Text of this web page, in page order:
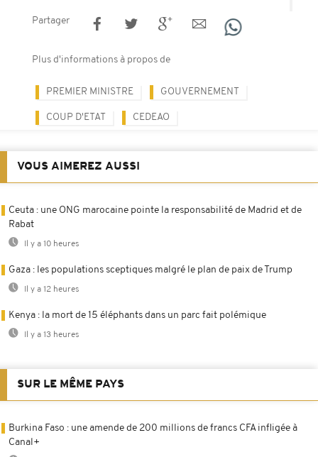
Partager
Plus d'informations à propos de
PREMIER MINISTRE GOUVERNEMENT
COUP D'ETAT CEDEAO
VOUS AIMEREZ AUSSI
Ceuta : une ONG marocaine pointe la responsabilité de Madrid et de
Rabat
Il y a 10 heures
Gaza : les populations sceptiques malgré le plan de paix de Trump
Il y a 12 heures
Kenya : la mort de 15 éléphants dans un parc fait polémique
Il y a 13 heures
SUR LE MÊME PAYS
Burkina Faso : une amende de 200 millions de francs CFA infligée à
Canal+